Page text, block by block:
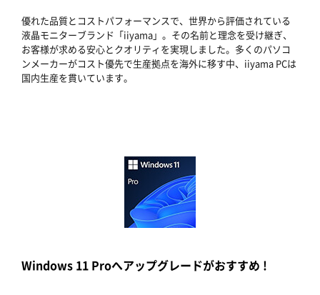
優れた品質とコストパフォーマンスで、世界から評価されている
液晶モニターブランド「iiyama」。その名前と理念を受け継ぎ、
お客様が求める安心とクオリティを実現しました。多くのパソコ
ンメーカーがコスト優先で生産拠点を海外に移す中、iiyama PCは
国内生産を貫いています。
Windows 11 Proへアップグレードがおすすめ !